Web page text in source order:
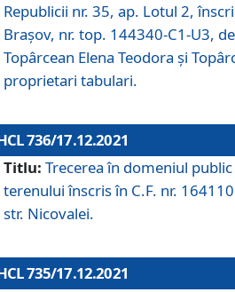
Republicii nr. 35, ap. Lotul 2,
Brașov, nr. top. 144340-C1-U3,
Topârcean Elena Teodora și
proprietari tabulari.
736/17.12.2021
Titlu: Trecerea în domeniul
terenului înscris în C.F. nr.
str. Nicovalei.
735/17.12.2021